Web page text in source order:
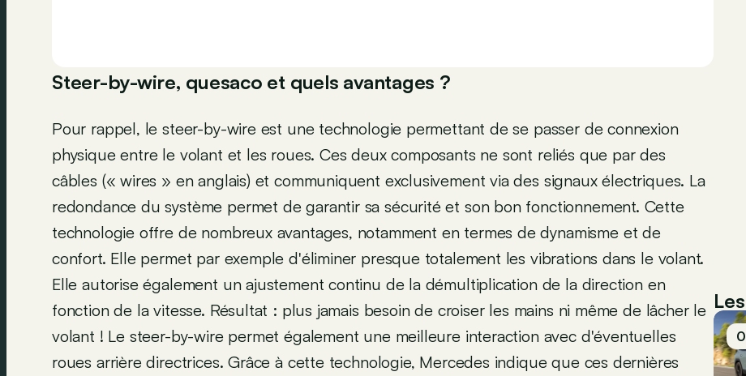
Steer-by-wire, quesaco et quels avantages ?
Pour rappel, le steer-by-wire est une technologie permettant de se passer de connexion
physique entre le volant et les roues. Ces deux composants ne sont reliés que par des
câbles (« wires » en anglais) et communiquent exclusivement via des signaux électriques. La
redondance du système permet de garantir sa sécurité et son bon fonctionnement. Cette
technologie offre de nombreux avantages, notamment en termes de dynamisme et de
confort. Elle permet par exemple d'éliminer presque totalement les vibrations dans le volant.
Elle autorise également un ajustement continu de la démultiplication de la direction en
fonction de la vitesse. Résultat : plus jamais besoin de croiser les mains ni même de lâcher le
volant ! Le steer-by-wire permet également une meilleure interaction avec d'éventuelles
roues arrière directrices. Grâce à cette technologie, Mercedes indique que ces dernières